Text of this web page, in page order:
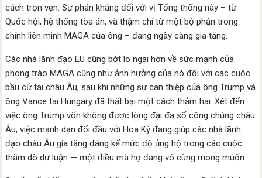
cách trọn vẹn. Sự phản kháng đối với vị Tổng thống này – từ
Quốc hội, hệ thống tòa án, và thậm chí từ một bộ phận trong
chính liên minh MAGA của ông – đang ngày càng gia tăng.
Các nhà lãnh đạo EU cũng bớt lo ngại hơn về sức mạnh của
phong trào MAGA cũng như ảnh hưởng của nó đối với các cuộc
bầu cử tại châu Âu, sau khi những sự can thiệp của ông Trump và
ông Vance tại Hungary đã thất bại một cách thảm hại. Xét đến
việc ông Trump vốn không được lòng đại đa số công chúng châu
Âu, việc mạnh dạn đối đầu với Hoa Kỳ đang giúp các nhà lãnh
đạo châu Âu gia tăng đáng kể mức độ ủng hộ trong các cuộc
thăm dò dư luận — một điều mà họ đang vô cùng mong muốn.